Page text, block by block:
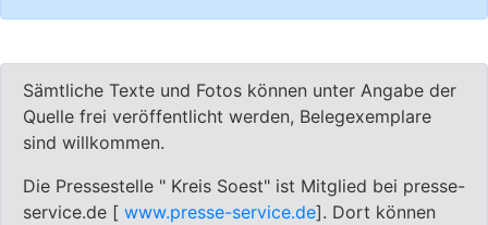
Sämtliche Texte und Fotos können unter Angabe der
Quelle frei veröffentlicht werden, Belegexemplare
sind willkommen.
Die Pressestelle " Kreis Soest" ist Mitglied bei presse-
service.de [ www.presse-service.de]. Dort können